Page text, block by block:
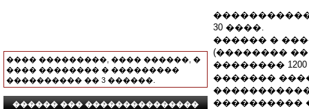
���� ���������, ���� ������, �
���� �������� � ���������
���������� �� 3 ������.
������ ��� ���������������
�����������
30 ����.
������ �
(��������
��������
�������
����������